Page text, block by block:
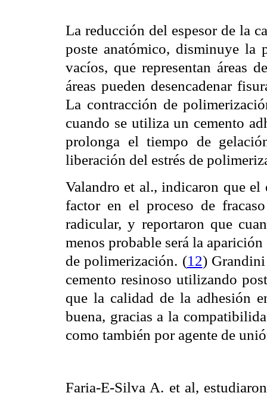
La reducción del espesor de la
poste anatómico, disminuye la
vacíos, que representan áreas
áreas pueden desencadenar
La contracción de
cuando se utiliza un cemento
prolonga el tiempo de
liberación del estrés de
Valandro et al., indicaron que
factor en el proceso de
radicular, y reportaron que
menos probable será la
de polimerización. (12) Grandini
cemento resinoso utilizando
que la calidad de la adhesión
buena, gracias a la
como también por agente de
Faria-E-Silva A. et al,